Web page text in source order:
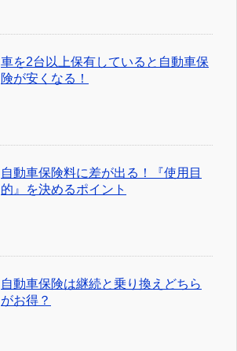
車を2台以上保有していると自動車保
険が安くなる！
自動車保険料に差が出る！『使用目
的』を決めるポイント
自動車保険は継続と乗り換えどちら
がお得？